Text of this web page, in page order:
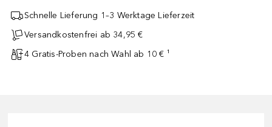
Schnelle Lieferung 1–3 Werktage Lieferzeit
Versandkostenfrei ab 34,95 €
4 Gratis-Proben nach Wahl ab 10 € ¹